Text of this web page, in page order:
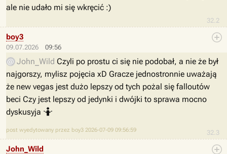
32.2
ale nie udało mi się wkręcić :)
09.07.2026 09:56
32.3
boy3
John_Wild Czyli po prostu ci się nie podobał, a nie że był
najgorszy, mylisz pojęcia xD Gracze jednostronnie uważają
że new vegas jest dużo lepszy od tych pożal się falloutów
beci Czy jest lepszy od jedynki i dwójki to sprawa mocno
dyskusyja 🤷
post wyedytowany przez boy3 2026-07-09 09:56:59
John_Wild